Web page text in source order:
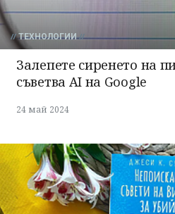
ТЕХНОЛОГИИ
Залепете сиренето на
съветва AI на Google
24 май 2024